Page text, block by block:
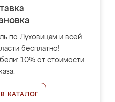
по Луховицам и всей
бесплатно!
10% от стоимости
В КАТАЛОГ